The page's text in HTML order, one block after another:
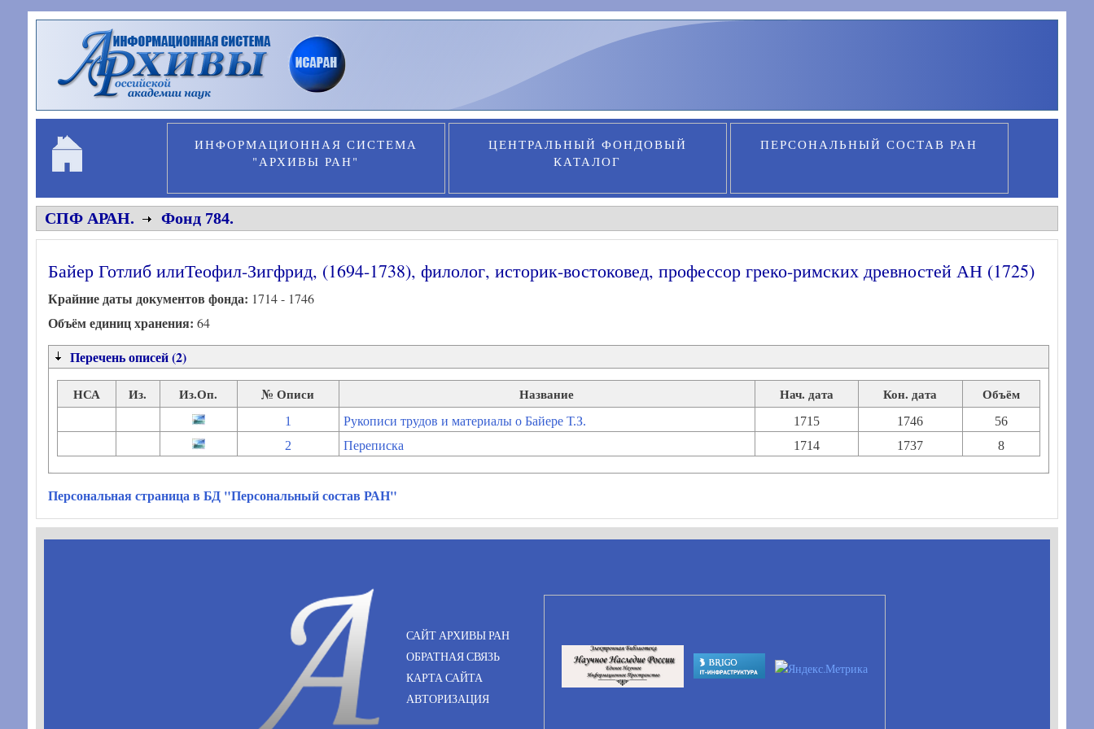
Перейти к основному содержанию
ИНФОРМАЦИОННАЯ СИСТЕМА
"АРХИВЫ РАН"
ЦЕНТРАЛЬНЫЙ ФОНДОВЫЙ
КАТАЛОГ
ПЕРСОНАЛЬНЫЙ СОСТАВ РАН
СПФ АРАН. Фонд 784.
Байер Готлиб илиТеофил-Зигфрид, (1694-1738), филолог, историк-востоковед, профессор греко-римских древностей АН (1725)
Крайние даты документов фонда: 1714 - 1746
Объём единиц хранения: 64
Перечень описей (2)
НСА Из. Из.Оп. № Описи Название Нач. дата Кон. дата Объём
1 Рукописи трудов и материалы о Байере Т.З. 1715 1746
56
2
Переписка 1714 1737 8
Персональная страница в БД "Персональный состав РАН"
САЙТ АРХИВЫ РАН
ОБРАТНАЯ СВЯЗЬ
КАРТА САЙТА
АВТОРИЗАЦИЯ